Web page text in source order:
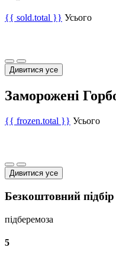
{{ sold.total }} Усього
Дивитися усе
Заморожені
{{ frozen.total }} Усього
Дивитися усе
Безкоштовний підбір
підберемоза
5